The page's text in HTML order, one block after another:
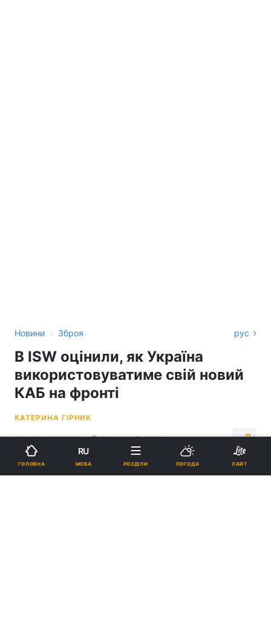
Новини › Зброя рус
В ISW оцінили, як Україна
використовуватиме свій новий
КАБ на фронті
КАТЕРИНА ГІРНИК
10:03, 19.05.26 2 хв. 3094
Підпишіться на нас в Google
ГОЛОВНА
RU
МОВА РОЗДІЛИ ПОГОДА ЛАЙТ